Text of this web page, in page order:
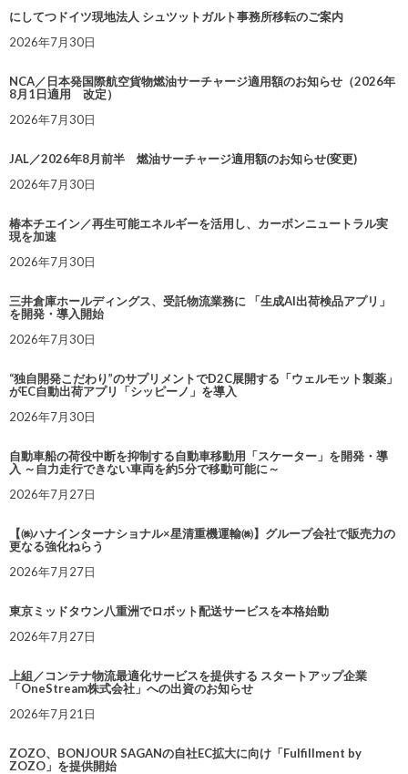
にしてつドイツ現地法人 シュツットガルト事務所移転のご案内
2026年7月30日
NCA／日本発国際航空貨物燃油サーチャージ適用額のお知らせ（2026年
8月1日適用 改定）
2026年7月30日
JAL／2026年8月前半 燃油サーチャージ適用額のお知らせ(変更)
2026年7月30日
椿本チエイン／再生可能エネルギーを活用し、カーボンニュートラル実
現を加速
2026年7月30日
三井倉庫ホールディングス、受託物流業務に 「生成AI出荷検品アプリ」
を開発・導入開始
2026年7月30日
“独自開発こだわり”のサプリメントでD2C展開する「ウェルモット製薬」
がEC自動出荷アプリ「シッピーノ」を導入
2026年7月30日
自動車船の荷役中断を抑制する自動車移動用「スケーター」を開発・導
入 ～自力走行できない車両を約5分で移動可能に～
2026年7月27日
【㈱ハナインターナショナル×星清重機運輸㈱】グループ会社で販売力の
更なる強化ねらう
2026年7月27日
東京ミッドタウン八重洲でロボット配送サービスを本格始動
2026年7月27日
上組／コンテナ物流最適化サービスを提供する スタートアップ企業
「OneStream株式会社」への出資のお知らせ
2026年7月21日
ZOZO、BONJOUR SAGANの自社EC拡大に向け「Fulfillment by
ZOZO」を提供開始